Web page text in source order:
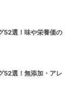
52選！味や栄養価の
52選！無添加・アレ